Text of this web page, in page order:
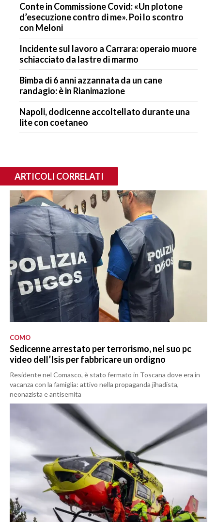
Conte in Commissione Covid: «Un plotone
d’esecuzione contro di me». Poi lo scontro
con Meloni
Incidente sul lavoro a Carrara: operaio muore
schiacciato da lastre di marmo
Bimba di 6 anni azzannata da un cane
randagio: è in Rianimazione
Napoli, dodicenne accoltellato durante una
lite con coetaneo
ARTICOLI CORRELATI
COMO
Sedicenne arrestato per terrorismo, nel suo pc
video dell’Isis per fabbricare un ordigno
Residente nel Comasco, è stato fermato in Toscana dove era in
vacanza con la famiglia: attivo nella propaganda jihadista,
neonazista e antisemita